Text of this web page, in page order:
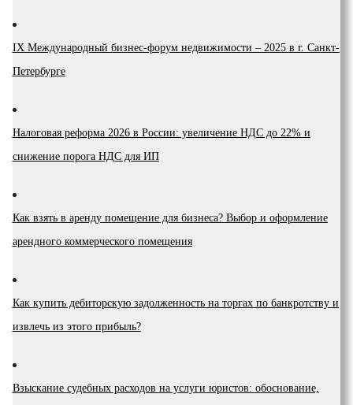
IX Международный бизнес-форум недвижимости – 2025 в г. Санкт-
Петербурге
Налоговая реформа 2026 в России: увеличение НДС до 22% и
снижение порога НДС для ИП
Как взять в аренду помещение для бизнеса? Выбор и оформление
арендного коммерческого помещения
Как купить дебиторскую задолженность на торгах по банкротству и
извлечь из этого прибыль?
Взыскание судебных расходов на услуги юристов: обоснование,